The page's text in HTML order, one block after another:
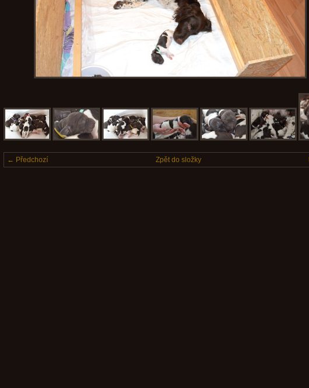
← Předchozí Zpět do složky